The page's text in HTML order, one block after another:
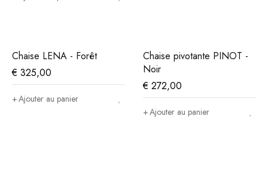
Chaise LENA - Forêt
€ 325,00
Ajouter au panier
Chaise pivotante PINOT -
Noir
€ 272,00
Ajouter au panier